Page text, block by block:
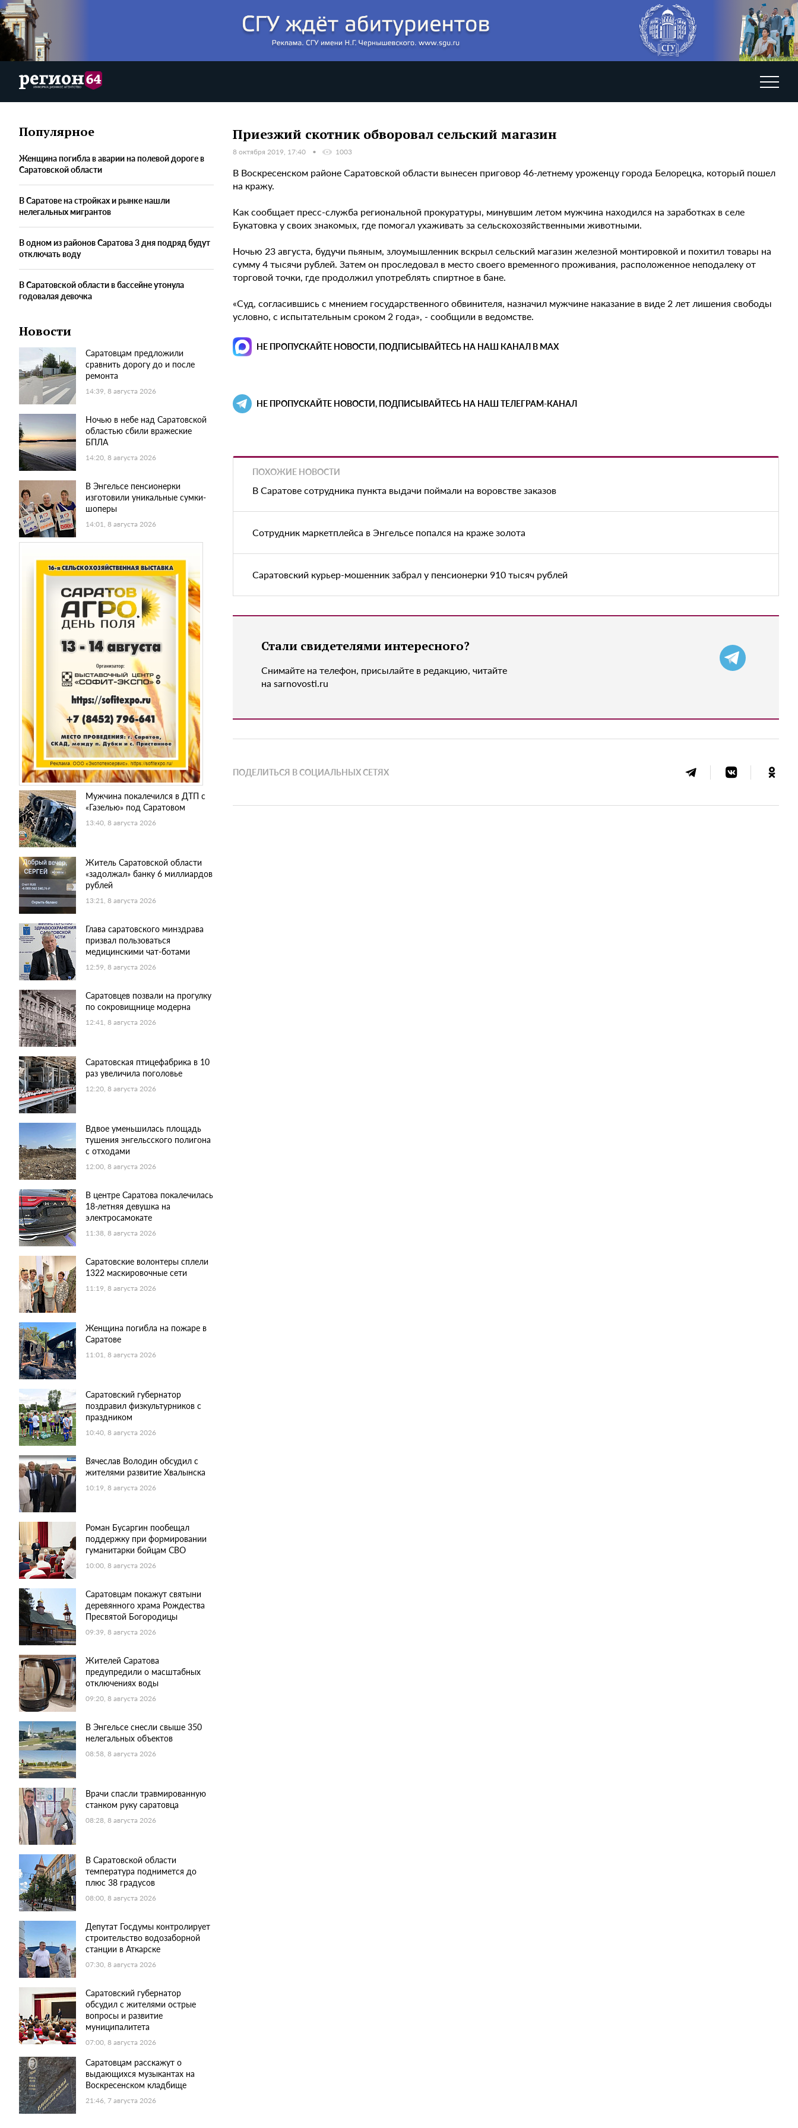
Популярное
Женщина погибла в аварии на полевой дороге в
Саратовской области
В Саратове на стройках и рынке нашли
нелегальных мигрантов
В одном из районов Саратова 3 дня подряд будут
отключать воду
В Саратовской области в бассейне утонула
годовалая девочка
Новости
Саратовцам предложили
сравнить дорогу до и после
ремонта
14:39, 8 августа 2026
Ночью в небе над Саратовской
областью сбили вражеские
БПЛА
14:20, 8 августа 2026
В Энгельсе пенсионерки
изготовили уникальные сумки-
шоперы
14:01, 8 августа 2026
Мужчина покалечился в ДТП с
«Газелью» под Саратовом
13:40, 8 августа 2026
Житель Саратовской области
«задолжал» банку 6 миллиардов
рублей
13:21, 8 августа 2026
Глава саратовского минздрава
призвал пользоваться
медицинскими чат-ботами
12:59, 8 августа 2026
Саратовцев позвали на прогулку
по сокровищнице модерна
12:41, 8 августа 2026
Саратовская птицефабрика в 10
раз увеличила поголовье
12:20, 8 августа 2026
Вдвое уменьшилась площадь
тушения энгельсского полигона
с отходами
12:00, 8 августа 2026
В центре Саратова покалечилась
18-летняя девушка на
электросамокате
11:38, 8 августа 2026
Саратовские волонтеры сплели
1322 маскировочные сети
11:19, 8 августа 2026
Женщина погибла на пожаре в
Саратове
11:01, 8 августа 2026
Саратовский губернатор
поздравил физкультурников с
праздником
10:40, 8 августа 2026
Вячеслав Володин обсудил с
жителями развитие Хвалынска
10:19, 8 августа 2026
Роман Бусаргин пообещал
поддержку при формировании
гуманитарки бойцам СВО
10:00, 8 августа 2026
Саратовцам покажут святыни
деревянного храма Рождества
Пресвятой Богородицы
09:39, 8 августа 2026
Жителей Саратова
предупредили о масштабных
отключениях воды
09:20, 8 августа 2026
В Энгельсе снесли свыше 350
нелегальных объектов
08:58, 8 августа 2026
Врачи спасли травмированную
станком руку саратовца
08:28, 8 августа 2026
В Саратовской области
температура поднимется до
плюс 38 градусов
08:00, 8 августа 2026
Депутат Госдумы контролирует
строительство водозаборной
станции в Аткарске
07:30, 8 августа 2026
Саратовский губернатор
обсудил с жителями острые
вопросы и развитие
муниципалитета
07:00, 8 августа 2026
Саратовцам расскажут о
выдающихся музыкантах на
Воскресенском кладбище
21:46, 7 августа 2026
Приезжий скотник обворовал сельский магазин
8 октября 2019, 17:40 1003
В Воскресенском районе Саратовской области вынесен приговор 46-летнему уроженцу города Белорецка, который пошел
на кражу.
Как сообщает пресс-служба региональной прокуратуры, минувшим летом мужчина находился на заработках в селе
Букатовка у своих знакомых, где помогал ухаживать за сельскохозяйственными животными.
Ночью 23 августа, будучи пьяным, злоумышленник вскрыл сельский магазин железной монтировкой и похитил товары на
сумму 4 тысячи рублей. Затем он проследовал в место своего временного проживания, расположенное неподалеку от
торговой точки, где продолжил употреблять спиртное в бане.
«Суд, согласившись с мнением государственного обвинителя, назначил мужчине наказание в виде 2 лет лишения свободы
условно, с испытательным сроком 2 года», - сообщили в ведомстве.
НЕ ПРОПУСКАЙТЕ НОВОСТИ, ПОДПИСЫВАЙТЕСЬ НА НАШ КАНАЛ В MAX
НЕ ПРОПУСКАЙТЕ НОВОСТИ, ПОДПИСЫВАЙТЕСЬ НА НАШ ТЕЛЕГРАМ-КАНАЛ
ПОХОЖИЕ НОВОСТИ
В Саратове сотрудника пункта выдачи поймали на воровстве заказов
Сотрудник маркетплейса в Энгельсе попался на краже золота
Саратовский курьер-мошенник забрал у пенсионерки 910 тысяч рублей
Стали свидетелями интересного?
Снимайте на телефон, присылайте в редакцию, читайте
на sarnovosti.ru
ПОДЕЛИТЬСЯ В СОЦИАЛЬНЫХ СЕТЯХ